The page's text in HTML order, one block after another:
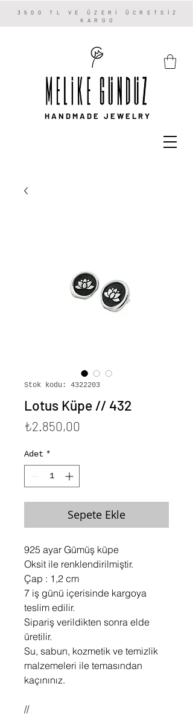
HANDMADE JEWELRY
3500 TL VE ÜZERİ ÜCRETSİZ
KARGO
Stok kodu: 4322203
Lotus Küpe // 432
₺2.850,00
Adet *
Sepete Ekle
925 ayar Gümüş küpe
Oksit ile renklendirilmiştir.
Çap : 1,2 cm
7 iş günü içerisinde kargoya
teslim edilir.
Sipariş verildikten sonra elde
üretilir.
Su, sabun, kozmetik ve temizlik
malzemeleri ile temasından
kaçınınız.
//